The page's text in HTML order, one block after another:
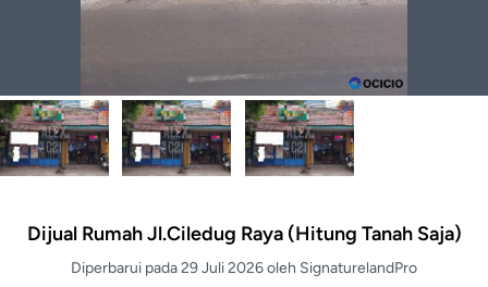
Dijual Rumah Jl.ciledug Raya (hitung Tanah Saja)
Diperbarui pada 29 Juli 2026 oleh SignaturelandPro